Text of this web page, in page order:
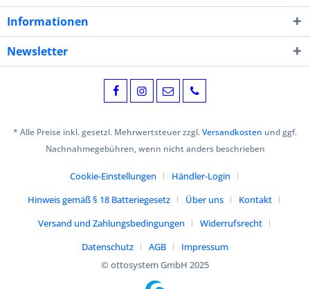
Informationen
Newsletter
* Alle Preise inkl. gesetzl. Mehrwertsteuer zzgl.Versandkosten und ggf.
Nachnahmegebühren, wenn nicht anders beschrieben
Cookie-Einstellungen
Händler-Login
Hinweis gemäß § 18 Batteriegesetz
Über uns
Kontakt
Versand und Zahlungsbedingungen
Widerrufsrecht
Datenschutz
AGB
Impressum
© ottosystem GmbH 2025